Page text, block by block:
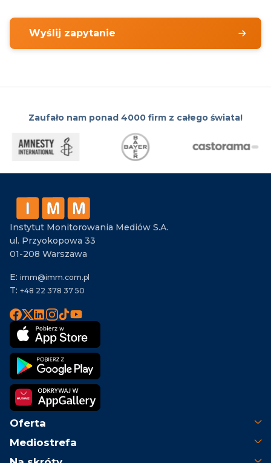
lt
v
Zaufało nam ponad 4000 firm z całego świata!
Instytut Monitorowania Mediów S.A.
ul. Przyokopowa 33
01-208 Warszawa
E: imm@imm.com.pl
T: +48 22 378 37 50
Oferta
Mediostrefa